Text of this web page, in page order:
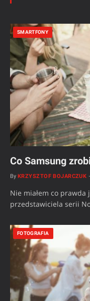
SMARTFONY
Co Samsung
By KRZYSZTOF BOJARCZUK
Nie miałem co prawda
przedstawiciela serii
FOTOGRAFIA